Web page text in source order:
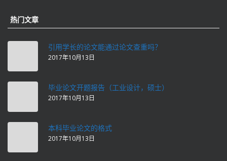
热门文章
引用学长的论文能通过论文查重吗？
2017年10月13日
毕业论文开题报告（工业设计，硕士）
2017年10月13日
本科毕业论文的格式
2017年10月13日